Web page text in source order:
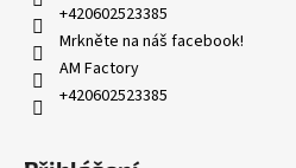
+420602523385
Mrkněte na náš facebook!
AM Factory
+420602523385